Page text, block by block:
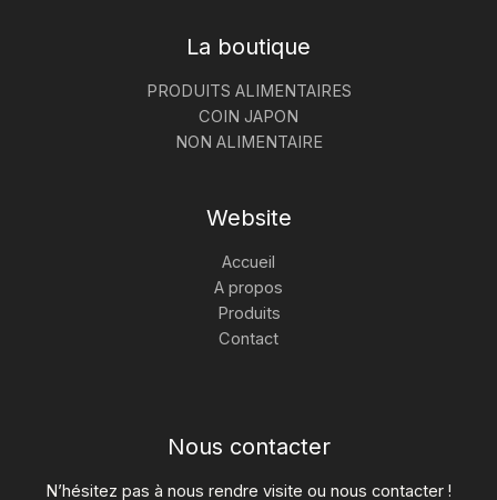
La boutique
PRODUITS ALIMENTAIRES
COIN JAPON
NON ALIMENTAIRE
Website
Accueil
A propos
Produits
Contact
Nous contacter
N’hésitez pas à nous rendre visite ou nous contacter !